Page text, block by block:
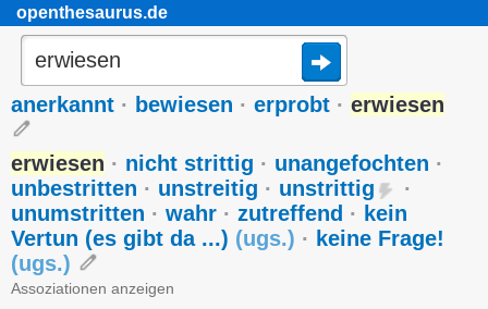
openthesaurus.de
anerkannt · bewiesen · erprobt · erwiesen
erwiesen · nicht strittig · unangefochten ·
unbestritten · unstreitig · unstrittig
·
unumstritten · wahr · zutreffend · kein
Vertun (es gibt da ...) (ugs.) · keine Frage!
(ugs.)
Assoziationen anzeigen